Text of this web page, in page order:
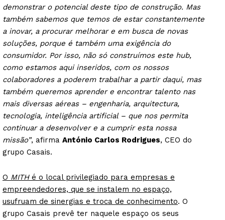
demonstrar o potencial deste tipo de construção. Mas
também sabemos que temos de estar constantemente
a inovar, a procurar melhorar e em busca de novas
soluções, porque é também uma exigência do
consumidor. Por isso, não só construímos este hub,
como estamos aqui inseridos, com os nossos
colaboradores a poderem trabalhar a partir daqui, mas
também queremos aprender e encontrar talento nas
mais diversas aéreas – engenharia, arquitectura,
tecnologia, inteligência artificial – que nos permita
continuar a desenvolver e a cumprir esta nossa
missão”, afirma António Carlos Rodrigues, CEO do
grupo Casais.
O MITHé o local privilegiado para empresas e
empreendedores, que se instalem no espaço,
usufruam de sinergias e troca de conhecimento. O
grupo Casais prevê ter naquele espaço os seus